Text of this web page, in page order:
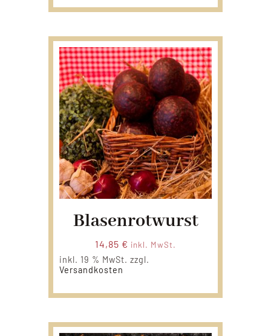
Blasenrotwurst
14,85 € inkl. MwSt.
inkl. 19 % MwSt. zzgl.
Versandkosten